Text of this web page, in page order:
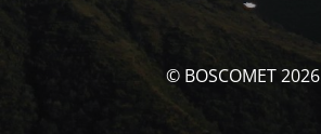
© BOSCOMET 2026